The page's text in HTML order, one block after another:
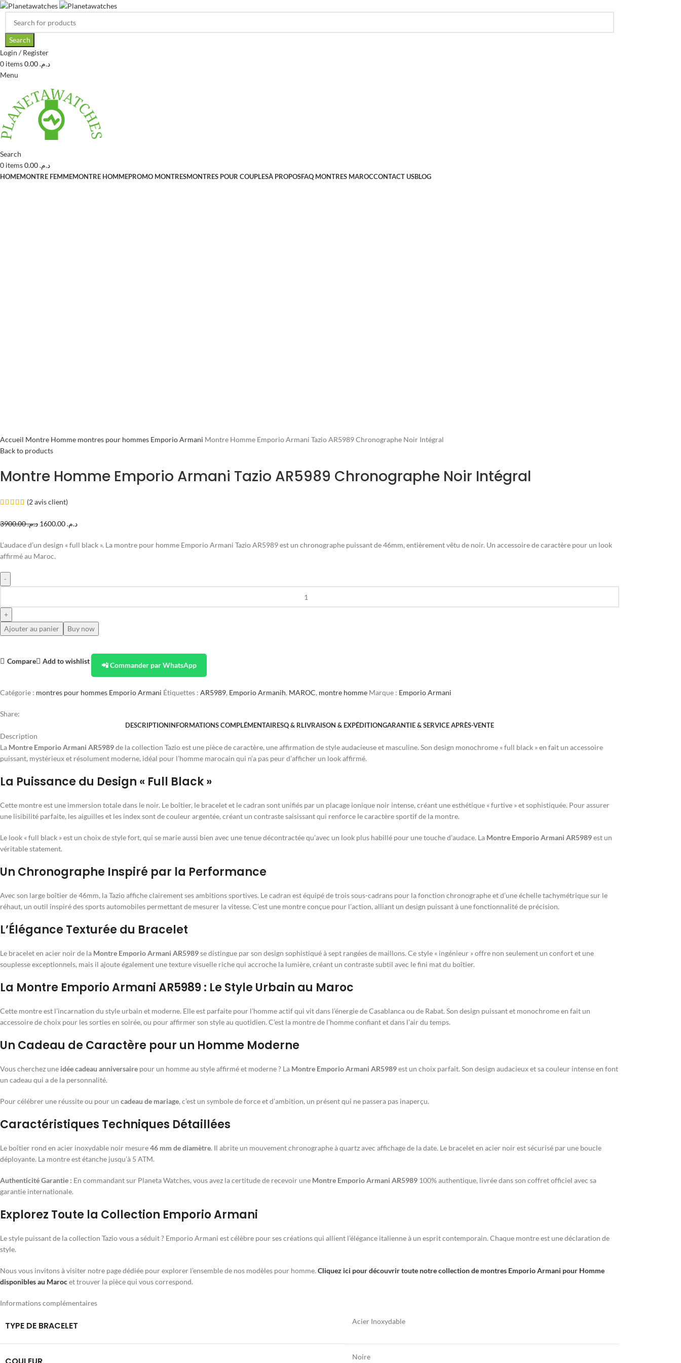
Search
Login / Register
0 items د.م.
Menu
Search
0 items د.م.
HOMEMONTRE FEMMEMONTRE HOMMEPROMO MONTRESMONTRES POUR COUPLESÀ PROPOSFAQ MONTRES MAROCCONTACT USBLOG
Accueil Montre Homme montres pour hommes Emporio Armani Montre Homme Emporio Armani Tazio AR5989 Chronographe Noir Intégral
Back to products
Montre Homme Emporio Armani Tazio AR5989 Chronographe Noir Intégral
(2avis client)
د.م.3900.00 د.م.
L’audace d’un design « full black ». La montre pour homme Emporio Armani Tazio AR5989 est un chronographe puissant de 46mm, entièrement vêtu de noir. Un accessoire de caractère pour un look
affirmé au Maroc.
Ajouter au panier Buy now
Compare Add to wishlist
📲 Commander par WhatsApp
Catégorie : montres pour hommes Emporio Armani Étiquettes : AR5989, Emporio Armanih, MAROC, montre homme Marque : Emporio Armani
Share:
DESCRIPTIONINFORMATIONS COMPLÉMENTAIRESQ & RLIVRAISON & EXPÉDITIONGARANTIE & SERVICE APRÈS-VENTE
Description
La Montre Emporio Armani AR5989de la collection Tazio est une pièce de caractère, une affirmation de style audacieuse et masculine. Son design monochrome « full black » en fait un accessoire
puissant, mystérieux et résolument moderne, idéal pour l’homme marocain qui n’a pas peur d’afficher un look affirmé.
La Puissance du Design « Full Black »
Cette montre est une immersion totale dans le noir. Le boîtier, le bracelet et le cadran sont unifiés par un placage ionique noir intense, créant une esthétique « furtive » et sophistiquée. Pour assurer
une lisibilité parfaite, les aiguilles et les index sont de couleur argentée, créant un contraste saisissant qui renforce le caractère sportif de la montre.
Le look « full black » est un choix de style fort, qui se marie aussi bien avec une tenue décontractée qu’avec un look plus habillé pour une touche d’audace. La Montre Emporio Armani AR5989est un
véritable statement.
Un Chronographe Inspiré par la Performance
Avec son large boîtier de 46mm, la Tazio affiche clairement ses ambitions sportives. Le cadran est équipé de trois sous-cadrans pour la fonction chronographe et d’une échelle tachymétrique sur le
réhaut, un outil inspiré des sports automobiles permettant de mesurer la vitesse. C’est une montre conçue pour l’action, alliant un design puissant à une fonctionnalité de précision.
L’Élégance Texturée du Bracelet
Le bracelet en acier noir de la Montre Emporio Armani AR5989se distingue par son design sophistiqué à sept rangées de maillons. Ce style « ingénieur » offre non seulement un confort et une
souplesse exceptionnels, mais il ajoute également une texture visuelle riche qui accroche la lumière, créant un contraste subtil avec le fini mat du boîtier.
La Montre Emporio Armani AR5989 : Le Style Urbain au Maroc
Cette montre est l’incarnation du style urbain et moderne. Elle est parfaite pour l’homme actif qui vit dans l’énergie de Casablanca ou de Rabat. Son design puissant et monochrome en fait un
accessoire de choix pour les sorties en soirée, ou pour affirmer son style au quotidien. C’est la montre de l’homme confiant et dans l’air du temps.
Un Cadeau de Caractère pour un Homme Moderne
Vous cherchez une idée cadeau anniversaire pour un homme au style affirmé et moderne ? La Montre Emporio Armani AR5989est un choix parfait. Son design audacieux et sa couleur intense en font
un cadeau qui a de la personnalité.
Pour célébrer une réussite ou pour un cadeau de mariage, c’est un symbole de force et d’ambition, un présent qui ne passera pas inaperçu.
Caractéristiques Techniques Détaillées
Le boîtier rond en acier inoxydable noir mesure46 mm de diamètre. Il abrite un mouvement chronographe à quartz avec affichage de la date. Le bracelet en acier noir est sécurisé par une boucle
déployante. La montre est étanche jusqu’à 5 ATM.
Authenticité Garantie : En commandant sur Planeta Watches, vous avez la certitude de recevoir une Montre Emporio Armani AR5989 100% authentique, livrée dans son coffret officiel avec sa
garantie internationale.
Explorez Toute la Collection Emporio Armani
Le style puissant de la collection Tazio vous a séduit ? Emporio Armani est célèbre pour ses créations qui allient l’élégance italienne à un esprit contemporain. Chaque montre est une déclaration de
style.
Nous vous invitons à visiter notre page dédiée pour explorer l’ensemble de nos modèles pour homme. Cliquez ici pour découvrir toute notre collection de montres Emporio Armani pour Homme
disponibles au Marocet trouver la pièce qui vous correspond.
Informations complémentaires
TYPE DE BRACELET Acier Inoxydable
Noire